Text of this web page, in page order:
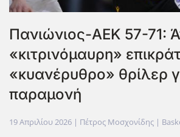
Πανιώνιος-ΑΕΚ 57-71:
«κιτρινόμαυρη»
«κυανέρυθρο» θρίλερ
παραμονή
19 Απριλίου 2026 | Πέτρος Μοσχονίδης |